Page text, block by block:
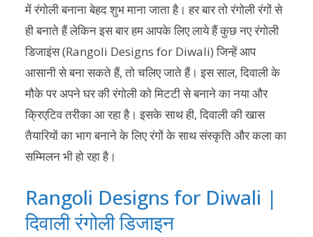
में रंगोली बनाना बेहद शुभ माना जाता है। हर बार तो रंगोली रंगों से
ही बनाते हैं लेकिन इस बार हम आपके लिए लाये हैं कुछ नए रंगोली
डिजाइंस (Rangoli Designs for Diwali) जिन्हें आप
आसानी से बना सकते हैं, तो चलिए जाते हैं। इस साल, दिवाली के
मौके पर अपने घर की रंगोली को मिटटी से बनाने का नया और
क्रिएटिव तरीका आ रहा है। इसके साथ ही, दिवाली की खास
तैयारियों का भाग बनाने के लिए रंगों के साथ संस्कृति और कला का
सम्मिलन भी हो रहा है।
Rangoli Designs for Diwali |
दिवाली रंगोली डिजाइन